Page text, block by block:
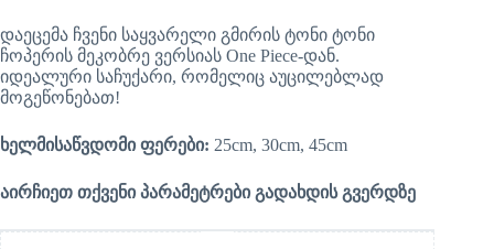
დაეცემა ჩვენი საყვარელი გმირის ტონი ტონი
ჩოპერის მეკობრე ვერსიას One Piece-დან.
იდეალური საჩუქარი, რომელიც აუცილებლად
მოგეწონებათ!
ხელმისაწვდომი ფერები: 25cm, 30cm, 45cm
აირჩიეთ თქვენი პარამეტრები გადახდის გვერდზე